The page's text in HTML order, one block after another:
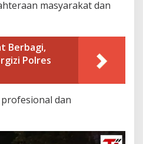
masyarakat dan
Berbagi,
Polres
dan